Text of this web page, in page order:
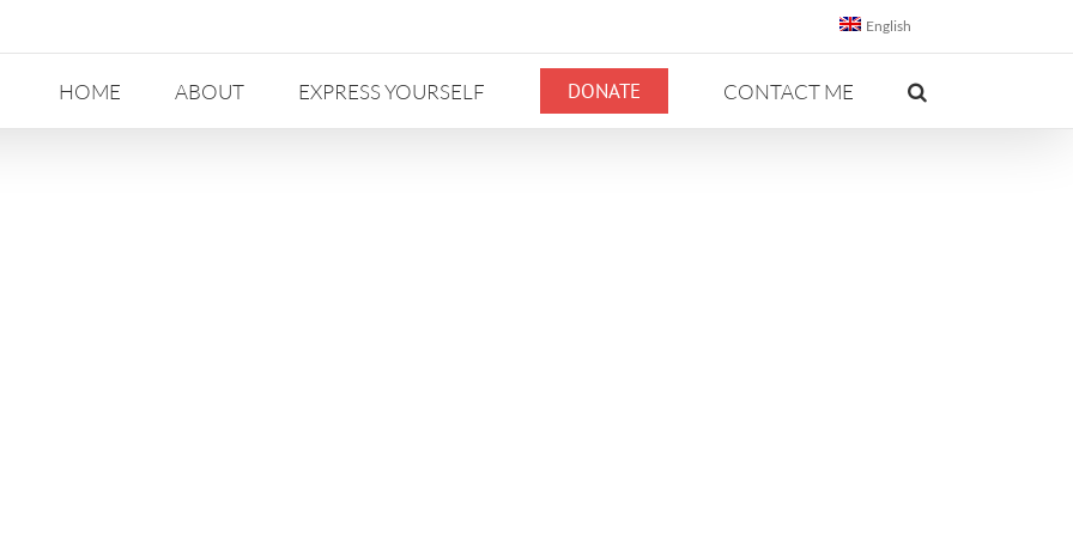
English
HOME ABOUT EXPRESS YOURSELF DONATE CONTACT ME